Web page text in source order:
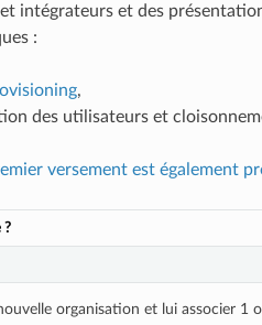
intégrateurs et des
:
,
des utilisateurs et
versement est également
?
organisation et lui associer 1